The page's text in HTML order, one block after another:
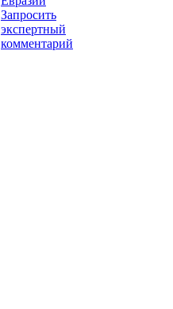
Запросить
экспертный
комментарий